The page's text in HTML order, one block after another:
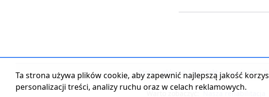
Strona główna | Kontakt z serwisem |
Nasza rehabilitacja
Ta strona używa plików cookie, aby zapewnić najlepszą jakość
personalizacji treści, analizy ruchu oraz w celach reklamowych.